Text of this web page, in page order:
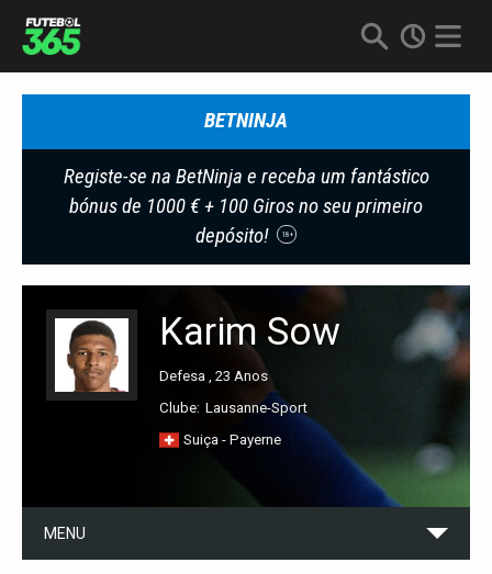
BETNINJA
Registe-se na BetNinja e receba um fantástico
bónus de 1000 € + 100 Giros no seu primeiro
depósito!
18+
Karim Sow
Defesa , 23 Anos
Clube: Lausanne-Sport
Suiça - Payerne
MENU